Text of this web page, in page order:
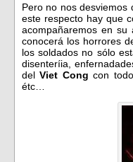
Pero no nos desviemos
este respecto hay que
acompañaremos en
conocerá los horrores
los soldados no sólo
disenteríia,
delViet Cong con
étc…